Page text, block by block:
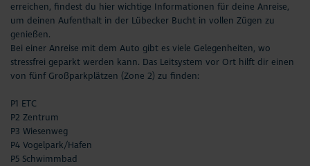
erreichen, findest du hier wichtige Informationen für deine Anreise,
um deinen Aufenthalt in der Lübecker Bucht in vollen Zügen zu
genießen.
Bei einer Anreise mit dem Auto gibt es viele Gelegenheiten, wo
stressfrei geparkt werden kann. Das Leitsystem vor Ort hilft dir einen
von fünf Großparkplätzen (Zone 2) zu finden:
P1 ETC
P2 Zentrum
P3 Wiesenweg
P4 Vogelpark/Hafen
P5 Schwimmbad